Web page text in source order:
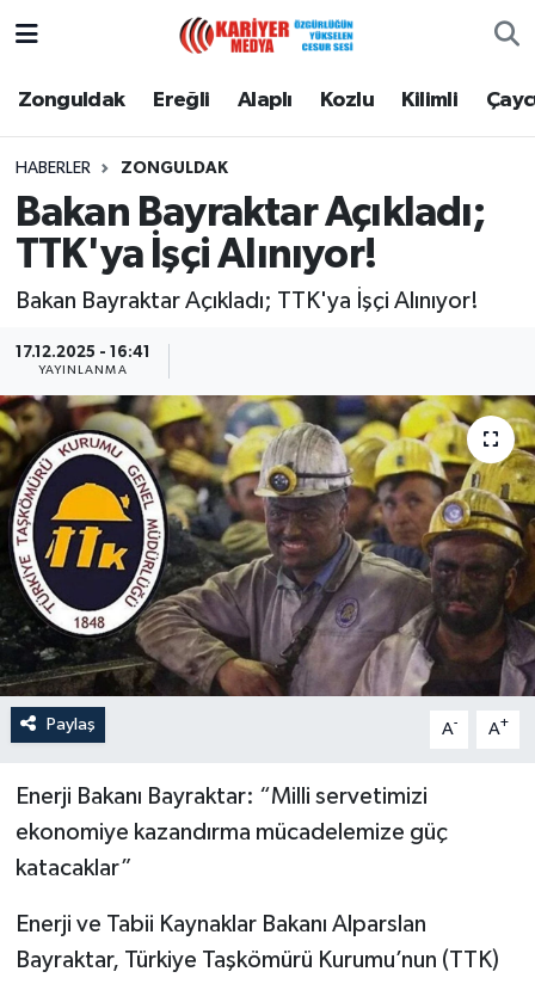
Zonguldak Ereğli Alaplı Kozlu Kilimli
HABERLER ZONGULDAK
Bakan Bayraktar Açıkladı;
TTK'ya İşçi Alınıyor!
Bakan Bayraktar Açıkladı; TTK'ya İşçi Alınıyor!
17.12.2025 - 16:41
YAYINLANMA
Paylaş A- A+
Enerji Bakanı Bayraktar: “Milli servetimizi
ekonomiye kazandırma mücadelemize güç
katacaklar”
Enerji ve Tabii Kaynaklar Bakanı Alparslan
Bayraktar, Türkiye Taşkömürü Kurumu’nun (TTK)
Zonguldak
Alaplı
Kozlu
Çaycuma
Gökçebey
Devrek
Özel
Mesaj
Dergim
Zonguldak Nöbetçi Eczaneler
Zonguldak Namaz Vakitleri
Zonguldak Trafik Yoğunluk Haritası
Tüm Manşetler
Son Dakika Haberleri
Haber Arşivi